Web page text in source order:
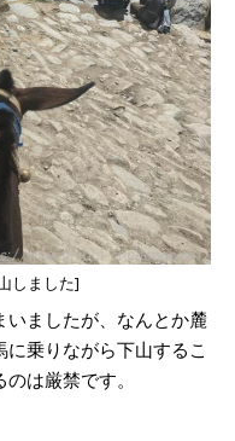
しました]
ましたが、なんとか麓
乗りながら下山するこ
は厳禁です。